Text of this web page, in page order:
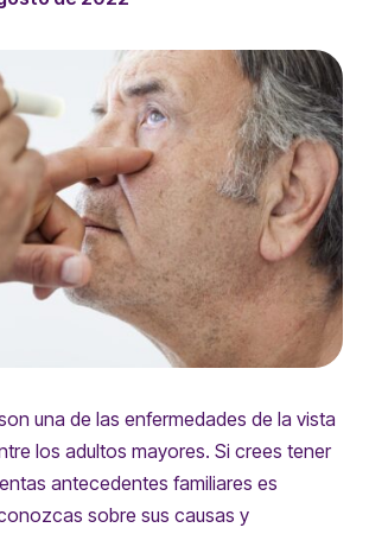
una de las enfermedades de la vista
los adultos mayores. Si crees tener
antecedentes familiares es
sobre sus causas y